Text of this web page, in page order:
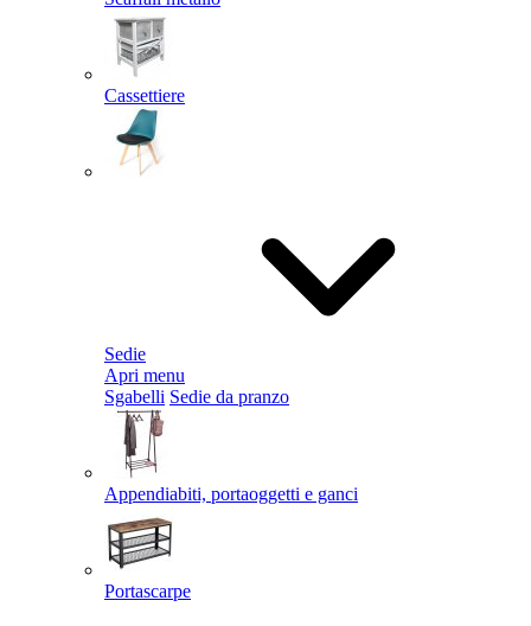
Cassettiere
Sedie
Apri menu
Sgabelli Sedie da pranzo
Appendiabiti, portaoggetti e ganci
Portascarpe